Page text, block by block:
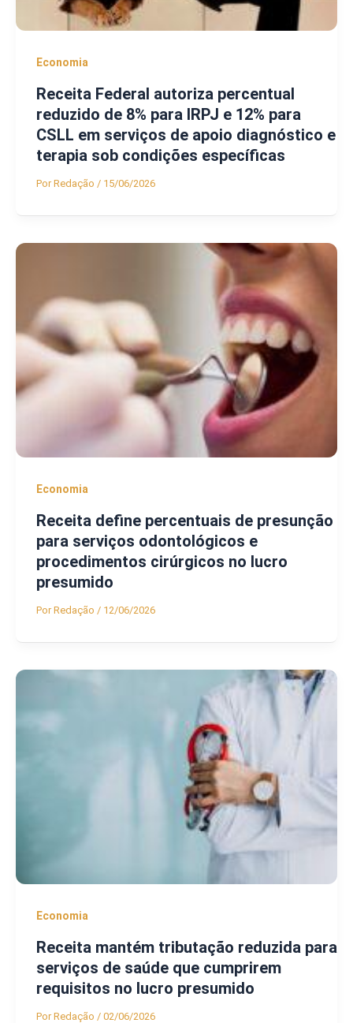
Economia
Receita Federal autoriza percentual
reduzido de 8% para IRPJ e 12% para
CSLL em serviços de apoio diagnóstico e
terapia sob condições específicas
PorRedação / 15/06/2026
Economia
Receita define percentuais de presunção
para serviços odontológicos e
procedimentos cirúrgicos no lucro
presumido
PorRedação / 12/06/2026
Economia
Receita mantém tributação reduzida para
serviços de saúde que cumprirem
requisitos no lucro presumido
PorRedação / 02/06/2026